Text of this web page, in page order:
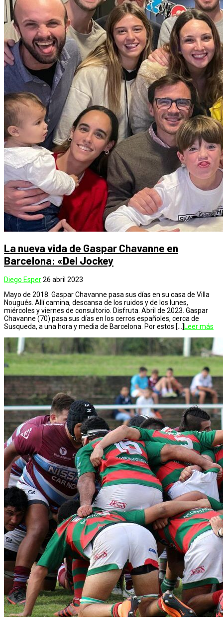
La nueva vida de Gaspar Chavanne en
Barcelona: «Del Jockey
Diego Esper26 abril 2023
Mayo de 2018. Gaspar Chavanne pasa sus días en su casa de Villa
Nougués. Allí camina, descansa de los ruidos y de los lunes,
miércoles y viernes de consultorio. Disfruta. Abril de 2023. Gaspar
Chavanne (70) pasa sus días en los cerros españoles, cerca de
Susqueda, a una hora y media de Barcelona. Por estos […]Leer más